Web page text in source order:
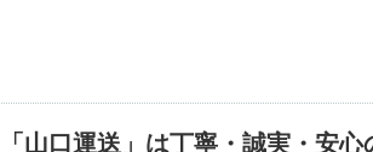
「山口運送」は丁寧・誠実・安